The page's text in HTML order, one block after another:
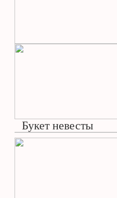
Букет невесты